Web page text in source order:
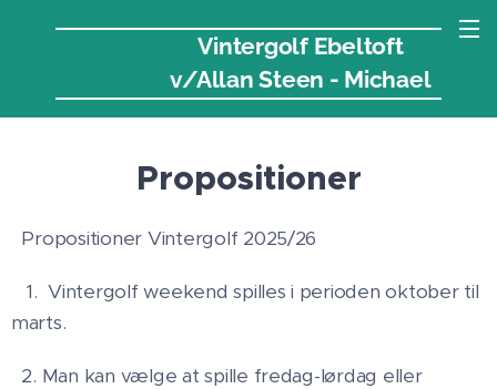
Vintergolf Ebeltoft
v/Allan Steen - Michael
Rosleff
Propositioner
Propositioner Vintergolf 2025/26
1. Vintergolf weekend spilles i perioden oktober til
marts.
2. Man kan vælge at spille fredag-lørdag eller